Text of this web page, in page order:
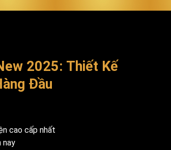
2025: Thiết Kế
Đầu
cao cấp nhất
nay